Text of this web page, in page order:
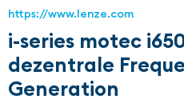
https://www.lenze.com
i-series motec
dezentrale
Generation